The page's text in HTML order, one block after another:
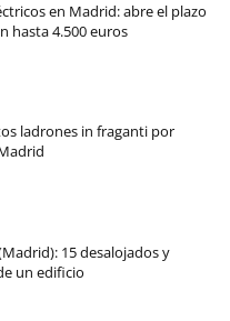
en Madrid: abre el plazo
hasta 4.500 euros
ladrones in fraganti por
15 desalojados y
un edificio